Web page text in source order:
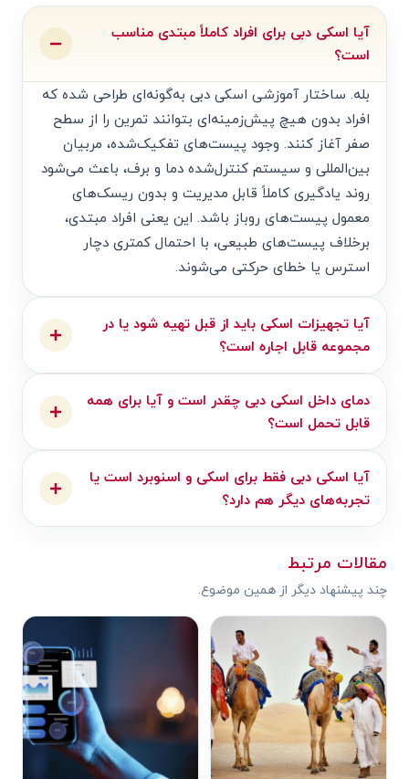
آیا اسکی دبی برای افراد کاملاً مبتدی مناسب
است؟
بله. ساختار آموزشی اسکی دبی به‌گونه‌ای طراحی شده که
افراد بدون هیچ پیش‌زمینه‌ای بتوانند تمرین را از سطح
صفر آغاز کنند. وجود پیست‌های تفکیک‌شده، مربیان
بین‌المللی و سیستم کنترل‌شده دما و برف، باعث می‌شود
روند یادگیری کاملاً قابل مدیریت و بدون ریسک‌های
معمول پیست‌های روباز باشد. این یعنی افراد مبتدی،
برخلاف پیست‌های طبیعی، با احتمال کمتری دچار
استرس یا خطای حرکتی می‌شوند.
آیا تجهیزات اسکی باید از قبل تهیه شود یا در
مجموعه قابل اجاره است؟
دمای داخل اسکی دبی چقدر است و آیا برای همه
قابل تحمل است؟
آیا اسکی دبی فقط برای اسکی و اسنوبرد است یا
تجربه‌های دیگر هم دارد؟
مقالات مرتبط
چند پیشنهاد دیگر از همین موضوع.